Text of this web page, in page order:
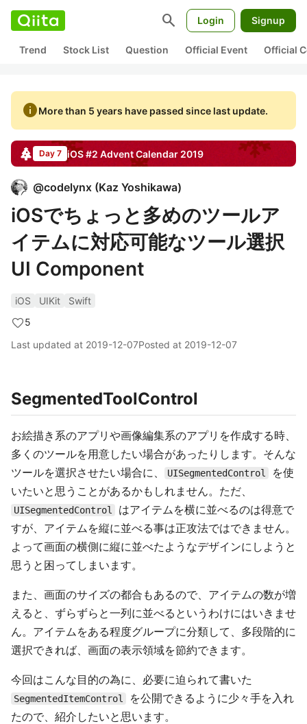
search Login Signup
Trend Stock List Question Official Event Official
infoMore than 5 years have passed since last update.
Day 7 iOS #2 Advent Calendar 2019
@codelynx (Kaz Yoshikawa)
iOSでちょっと多めのツールア
イテムに対応可能なツール選択
UI Component
iOS UIKit
Swift
5
Last updated at 2019-12-07Posted at 2019-12-07
SegmentedToolControl
お絵描き系のアプリや画像編集系のアプリを作成する時、
多くのツールを用意したい場合があったりします。そんな
ツールを選択させたい場合に、
UISegmentedControl
を使
いたいと思うことがあるかもしれません。ただ、
UISegmentedControl
はアイテムを横に並べるのは得意で
すが、アイテムを縦に並べる事は正攻法ではできません。
よって画面の横側に縦に並べたようなデザインにしようと
思うと困ってしまいます。
また、画面のサイズの都合もあるので、アイテムの数が増
えると、ずらずらと一列に並べるというわけにはいきませ
ん。アイテムをある程度グループに分類して、多段階的に
選択できれば、画面の表示領域を節約できます。
今回はこんな目的の為に、必要に迫られて書いた
SegmentedItemControl
を公開できるように少々手を入れ
たので、紹介したいと思います。